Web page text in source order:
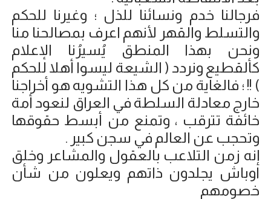
فرجالنا خدم ونسائنا للذل ؛ وغيرنا للحكم
والتسلط والقهر لأنهم اعرف بمصالحنا منا
ونحن بهذا المنطق يُسيرُنا الإعلام
كألقطيع ونردد ( الشيعة ليسوا أهلا للحكم
) !! ؛ فالغاية من كل هذا التشويه هو أخراجنا
خارج معادلة السلطة في العراق لنعود أمة
خائفة تترقب ، وتمنع من أبسط حقوقها
وتحجب عن العالم في سجن كبير .
إنه زمن التلاعب بالعقول والمشاعر وخلق
اوباش يجلدون ذاتهم ويعلون من شأن
خصومهم